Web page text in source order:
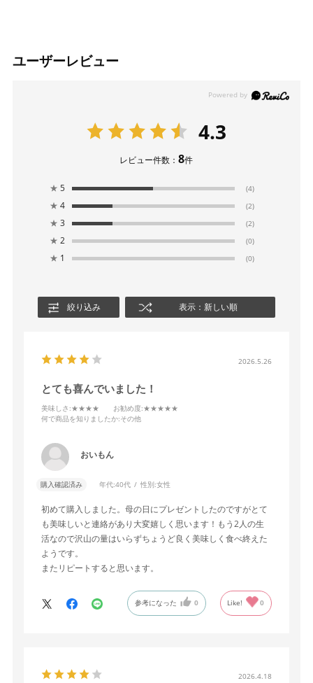
ユーザーレビュー
4.3
レビュー件数：8件
★ 5 (4)
★ 4 (2)
★ 3 (2)
★ 2 (0)
★ 1 (0)
絞り込み 表示：新しい順
2026.5.26
とても喜んでいました！
美味しさ :★★★★ お勧め度:★★★★★
何で商品を知りましたか:その他
おいもん
購入確認済み 年代:40代 性別:女性
初めて購入しました。母の日にプレゼントしたのですがとて
も美味しいと連絡があり大変嬉しく思います！もう2人の生
活なので沢山の量はいらずちょうど良く美味しく食べ終えた
ようです。
またリピートすると思います。
参考になった 0 Like! 0
2026.4.18